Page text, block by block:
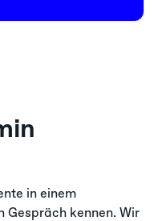
in einem
Gespräch kennen. Wir